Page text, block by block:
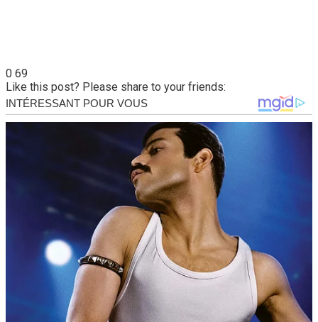
0 69
Like this post? Please share to your friends: